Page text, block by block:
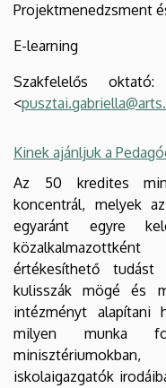
Projektmenedzsment
E-learning
Szakfelelős
<
Kinek ajánljuk a
Az 50 kredites
koncentrál, melyek
egyaránt egyre
értékesíthető
kulisszák mögé és
intézményt alapítani
milyen munka
iskolaigazgatók